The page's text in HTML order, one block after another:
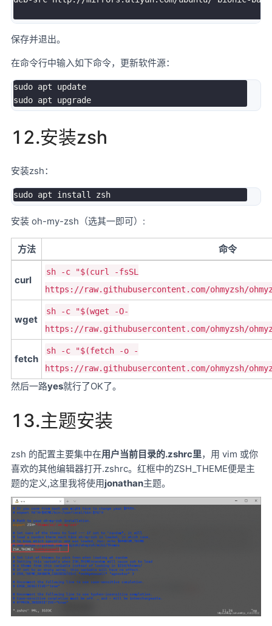
保存并退出。
在命令行中输入如下命令，更新软件源：
sudo apt update
12.安装zsh
安装zsh：
安装 oh-my-zsh（选其一即可）:
方法 命令
curl
sh -c "$(curl -fsSL
https://raw.githubusercontent.com/ohmyzsh/
wget
sh -c "$(wget -O-
https://raw.githubusercontent.com/ohmyzsh/
fetch
sh -c "$(fetch -o -
https://raw.githubusercontent.com/ohmyzsh/
然后一路yes就行了OK了。
13.主题安装
zsh 的配置主要集中在用户当前目录的.zshrc里，用 vim 或你
喜欢的其他编辑器打开.zshrc。红框中的ZSH_THEME便是主
题的定义,这里我将使用jonathan主题。